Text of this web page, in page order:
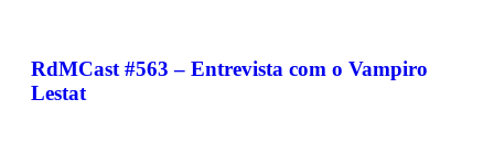
RdMCast #563 – Entrevista com o Vampiro
Lestat